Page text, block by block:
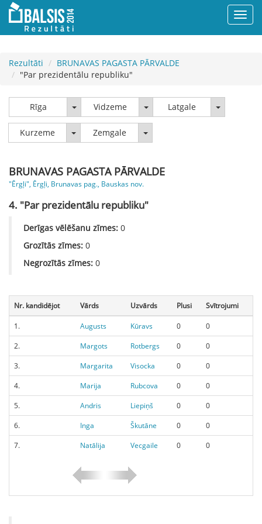
Rezultāti
BRUNAVAS PAGASTA PĀRVALDE
"Par prezidentālu republiku"
Rīga Rīga Vidzeme VidzemeLatgale Latgale
Kurzeme KurzemeZemgale Zemgale
BRUNAVAS PAGASTA PĀRVALDE
"Ērgļi", Ērgļi, Brunavas pag., Bauskas nov.
4. "Par prezidentālu republiku"
Derīgas vēlēšanu zīmes: 0
Grozītās zīmes: 0
Negrozītās zīmes: 0
Nr. kandidējot Vārds Uzvārds Plusi Svītrojumi
1. Augusts Kūravs 0
0
2.
Margots Rotbergs 0
0
3.
Margarita Visocka 0
0
4.
Marija Rubcova 0
0
5.
Andris Liepiņš 0
0
6.
Inga Škutāne 0
0
7.
Natālija Vecgaile 0 0